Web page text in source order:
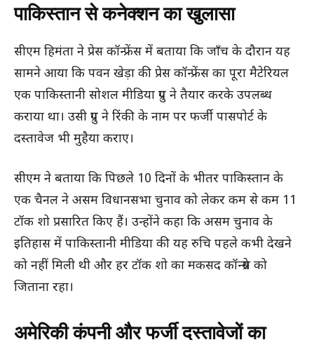
पाकिस्तान से कनेक्शन का खुलासा
सीएम हिमंता ने प्रेस कॉन्फ्रेंस में बताया कि जाँच के दौरान यह
सामने आया कि पवन खेड़ा की प्रेस कॉन्फ्रेंस का पूरा मैटेरियल
एक पाकिस्तानी सोशल मीडिया ग्रुप ने तैयार करके उपलब्ध
कराया था। उसी ग्रुप ने रिंकी के नाम पर फर्जी पासपोर्ट के
दस्तावेज भी मुहैया कराए।
सीएम ने बताया कि पिछले 10 दिनों के भीतर पाकिस्तान के
एक चैनल ने असम विधानसभा चुनाव को लेकर कम से कम 11
टॉक शो प्रसारित किए हैं। उन्होंने कहा कि असम चुनाव के
इतिहास में पाकिस्तानी मीडिया की यह रुचि पहले कभी देखने
को नहीं मिली थी और हर टॉक शो का मकसद कॉन्ग्रेस को
जिताना रहा।
अमेरिकी कंपनी और फर्जी दस्तावेजों का